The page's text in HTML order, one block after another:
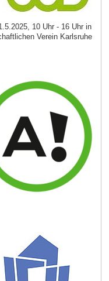
10 Uhr - 16 Uhr in
Verein Karlsruhe